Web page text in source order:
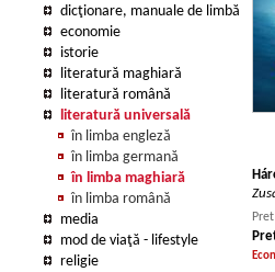
dicţionare, manuale de limbă
economie
istorie
literatură maghiară
literatură română
literatură universală
în limba engleză
în limba germană
în limba maghiară
în limba română
media
mod de viaţă - lifestyle
religie